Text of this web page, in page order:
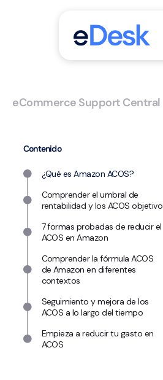
eCommerce Support Central
Contenido
¿Qué es Amazon ACOS?
Comprender el umbral de
rentabilidad y los ACOS objetivo
7 formas probadas de reducir el
ACOS en Amazon
Comprender la fórmula ACOS
de Amazon en diferentes
contextos
Seguimiento y mejora de los
ACOS a lo largo del tiempo
Empieza a reducir tu gasto en
ACOS